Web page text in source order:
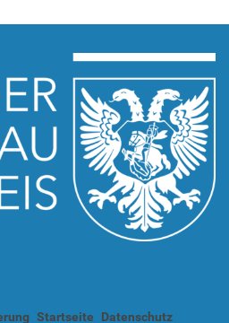
Startseite Datenschutz